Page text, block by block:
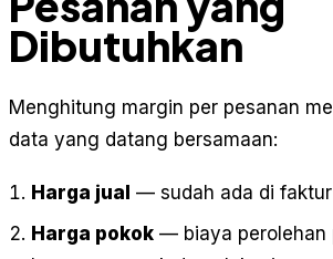
Dibutuhkan
Menghitung margin per pesanan
data yang datang bersamaan:
Harga jual — sudah ada di
Harga pokok — biaya perolehan